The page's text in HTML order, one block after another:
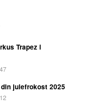
Trapez i
julefrokost 2025